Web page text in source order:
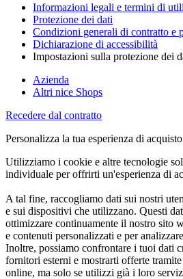
Informazioni legali e termini di
Protezione dei dati
Condizioni generali di contratto e
Dichiarazione di accessibilità
Impostazioni sulla protezione dei
Azienda
Altri nice Shops
Recedere dal contratto
Personalizza la tua esperienza di acquisto
Utilizziamo i cookie e altre tecnologie
individuale per offrirti un'esperienza di
A tal fine, raccogliamo dati sui nostri
e sui dispositivi che utilizzano. Questi
ottimizzare continuamente il nostro sito
e contenuti personalizzati e per
Inoltre, possiamo confrontare i tuoi dati
fornitori esterni e mostrarti offerte
online, ma solo se utilizzi già i loro